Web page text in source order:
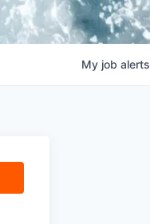
My job alerts